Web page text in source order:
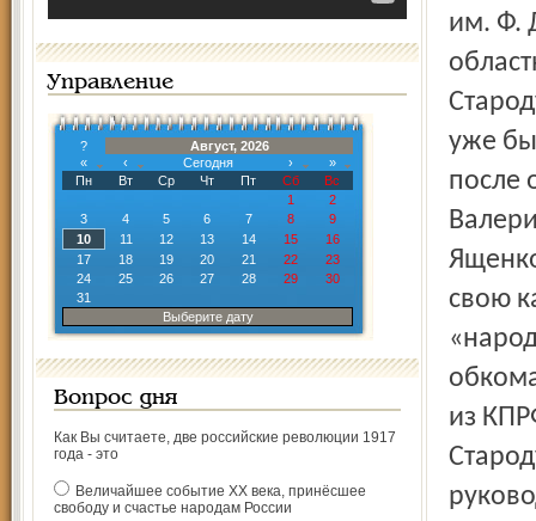
Управление
?
Август, 2026
«
‹ Сегодня ›
»
Пн
Вт Ср Чт Пт Сб
Вс
1
2
3
4 5 6 7 8
9
10
11 12 13 14 15
16
17
18 19 20 21 22
23
24
25 26 27 28 29
30
31
Выберите дату
Вопрос дня
Как Вы считаете, две российские революции 1917
года - это
Величайшее событие ХХ века, принёсшее
свободу и счастье народам России
им. Ф.
уже
после
свою
из